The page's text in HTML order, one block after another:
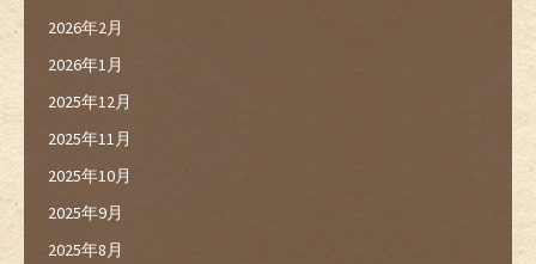
2026年2月
2026年1月
2025年12月
2025年11月
2025年10月
2025年9月
2025年8月